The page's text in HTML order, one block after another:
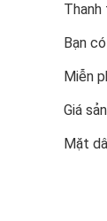
Thanh
Bạn
Miễn
Giá
Mặt